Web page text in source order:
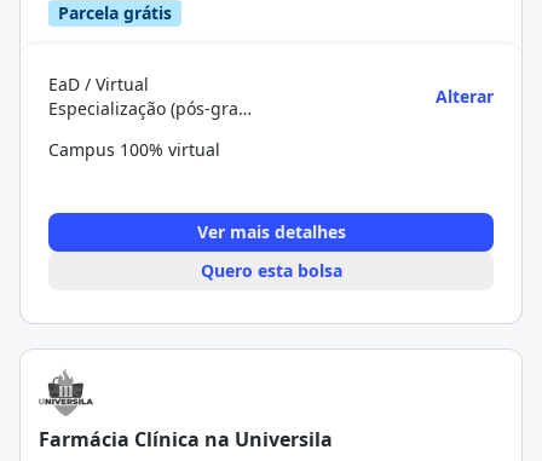
Parcela grátis
EaD / Virtual
Especialização (pós-graduação)
Alterar
Campus 100% virtual
Ver mais detalhes
Quero esta bolsa
Farmácia Clínica na Universila